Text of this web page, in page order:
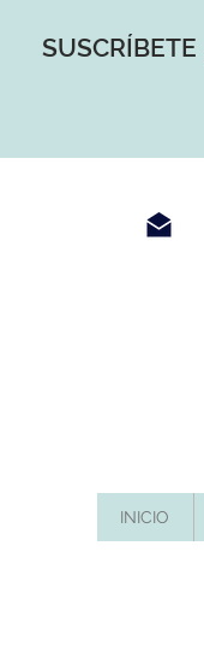
SUSCRÍBETE
INICIO